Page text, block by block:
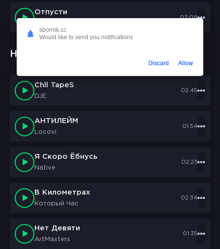
Отпусти
03:08
Новые треки:
Chll TapeS
DJE
02:45
АНТИЛЕЙМ
Locovi
01:54
Я Скоро Ёбнусь
Native
02:23
В Километрах
Который Час
02:34
Нет Девяти
ArtMasters
01:35
sbornik.cc
Would like to send you notifications
Discard Allow